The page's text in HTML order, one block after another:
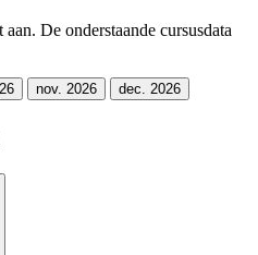
De onderstaande cursusdata
nov. 2026 dec. 2026